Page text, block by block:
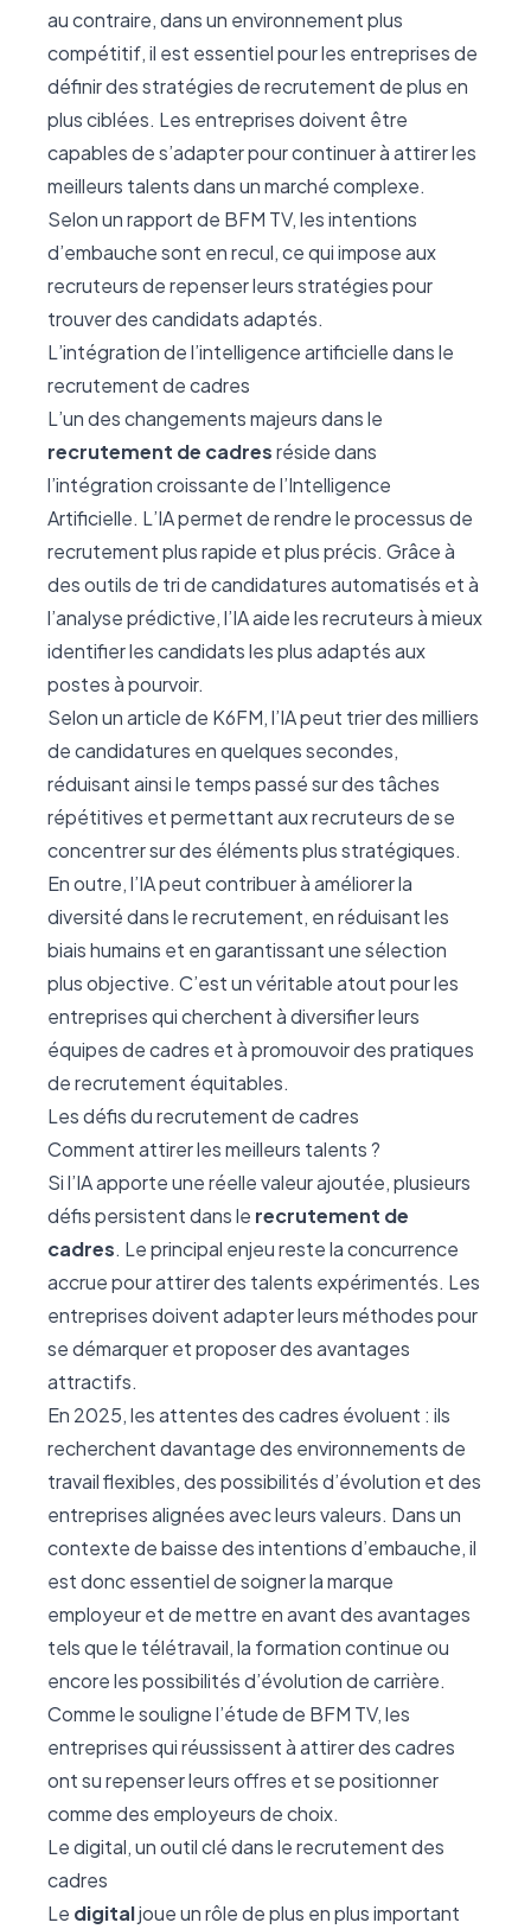
au contraire, dans un environnement plus
compétitif, il est essentiel pour les entreprises de
définir des stratégies de recrutement de plus en
plus ciblées. Les entreprises doivent être
capables de s’adapter pour continuer à attirer les
meilleurs talents dans un marché complexe.
Selon un rapport de BFM TV, les intentions
d’embauche sont en recul, ce qui impose aux
recruteurs de repenser leurs stratégies pour
trouver des candidats adaptés.
L’intégration de l’intelligence artificielle dans le
recrutement de cadres
L’un des changements majeurs dans le
recrutement de cadresréside dans
l’intégration croissante de l’Intelligence
Artificielle. L’IA permet de rendre le processus de
recrutement plus rapide et plus précis. Grâce à
des outils de tri de candidatures automatisés et à
l’analyse prédictive, l’IA aide les recruteurs à mieux
identifier les candidats les plus adaptés aux
postes à pourvoir.
Selon un article de K6FM, l’IA peut trier des milliers
de candidatures en quelques secondes,
réduisant ainsi le temps passé sur des tâches
répétitives et permettant aux recruteurs de se
concentrer sur des éléments plus stratégiques.
En outre, l’IA peut contribuer à améliorer la
diversité dans le recrutement, en réduisant les
biais humains et en garantissant une sélection
plus objective. C’est un véritable atout pour les
entreprises qui cherchent à diversifier leurs
équipes de cadres et à promouvoir des pratiques
de recrutement équitables.
Les défis du recrutement de cadres
Comment attirer les meilleurs talents ?
Si l’IA apporte une réelle valeur ajoutée, plusieurs
défis persistent dans le recrutement de
cadres. Le principal enjeu reste la concurrence
accrue pour attirer des talents expérimentés. Les
entreprises doivent adapter leurs méthodes pour
se démarquer et proposer des avantages
attractifs.
En 2025, les attentes des cadres évoluent : ils
recherchent davantage des environnements de
travail flexibles, des possibilités d’évolution et des
entreprises alignées avec leurs valeurs. Dans un
contexte de baisse des intentions d’embauche, il
est donc essentiel de soigner la marque
employeur et de mettre en avant des avantages
tels que le télétravail, la formation continue ou
encore les possibilités d’évolution de carrière.
Comme le souligne l’étude de BFM TV, les
entreprises qui réussissent à attirer des cadres
ont su repenser leurs offres et se positionner
comme des employeurs de choix.
Le digital, un outil clé dans le recrutement des
cadres
Le digitaljoue un rôle de plus en plus important